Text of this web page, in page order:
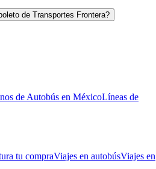
de Transportes Frontera?
de Autobús en MéxicoLíneas de
tu compraViajes en autobúsViajes en